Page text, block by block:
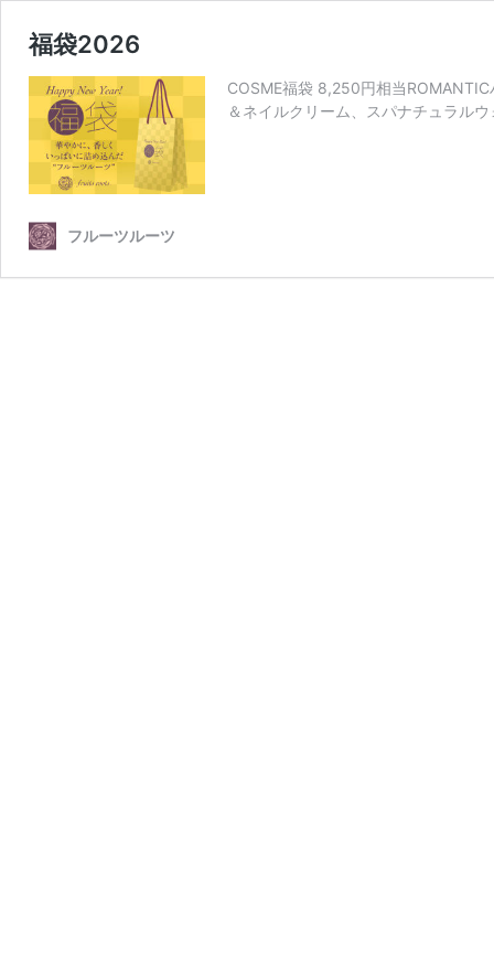
福袋2026
COSME福袋 8,250円相当
＆ネイルクリーム、スパナチュラル
フルーツルーツ